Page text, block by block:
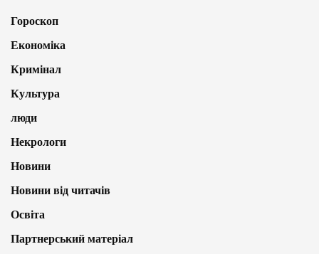
Гороскоп
Економіка
Кримінал
Культура
люди
Некрологи
Новини
Новини від читачів
Освіта
Партнерський матеріал